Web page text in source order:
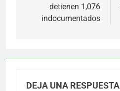
detienen 1,076
indocumentados
DEJA UNA RESPUESTA